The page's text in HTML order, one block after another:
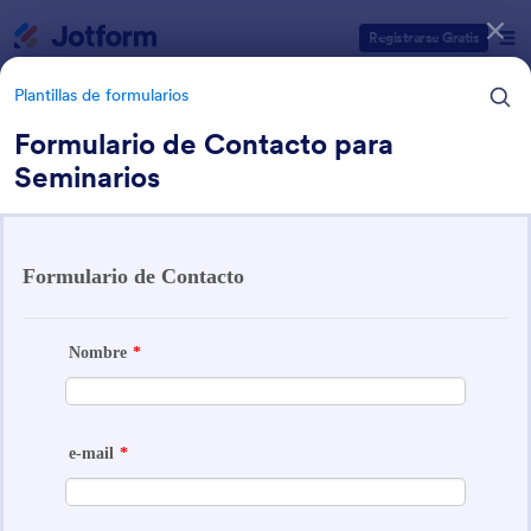
Registrarse Gratis
Plantillas de formularios
Formulario de Contacto para
Seminarios
Formularios de contacto
Jotform ofrece 55 Formularios de contacto
Categorías de plantillas de formulario